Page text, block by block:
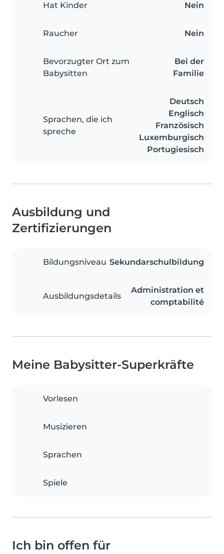
Hat Kinder Nein
Raucher Nein
Bevorzugter Ort zum
Babysitten
Bei der
Familie
Sprachen, die ich
spreche
Deutsch
Englisch
Französisch
Luxemburgisch
Portugiesisch
Ausbildung und
Zertifizierungen
Bildungsniveau Sekundarschulbildung
Ausbildungsdetails
Administration et
comptabilité
Meine Babysitter-Superkräfte
Vorlesen
Musizieren
Sprachen
Spiele
Ich bin offen für